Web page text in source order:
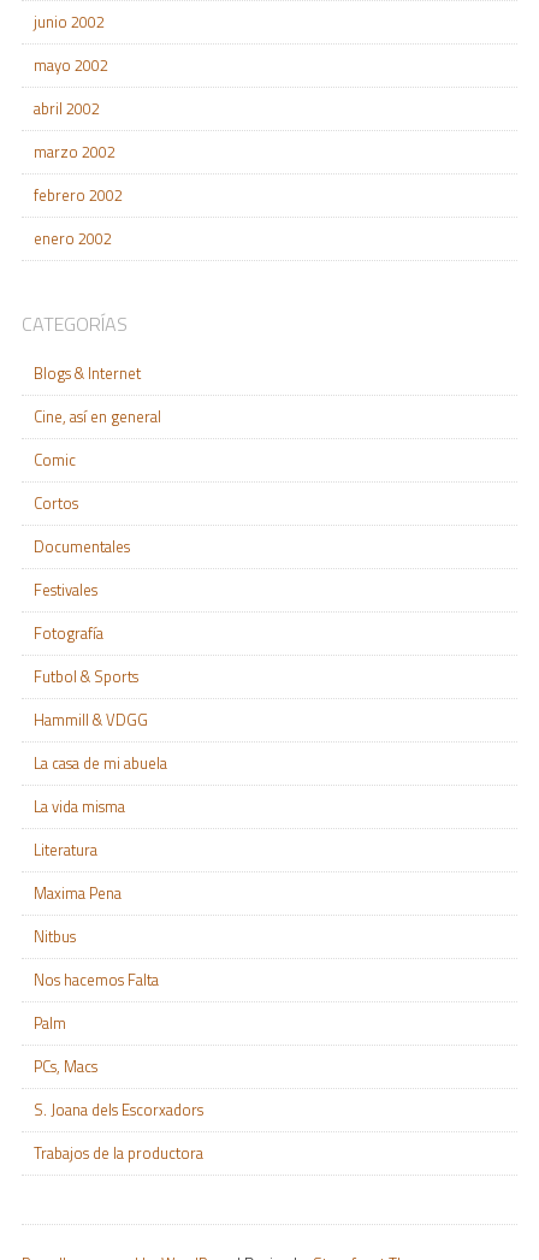
junio 2002
mayo 2002
abril 2002
marzo 2002
febrero 2002
enero 2002
CATEGORÍAS
Blogs & Internet
Cine, así en general
Comic
Cortos
Documentales
Festivales
Fotografía
Futbol & Sports
Hammill & VDGG
La casa de mi abuela
La vida misma
Literatura
Maxima Pena
Nitbus
Nos hacemos Falta
Palm
PCs, Macs
S. Joana dels Escorxadors
Trabajos de la productora